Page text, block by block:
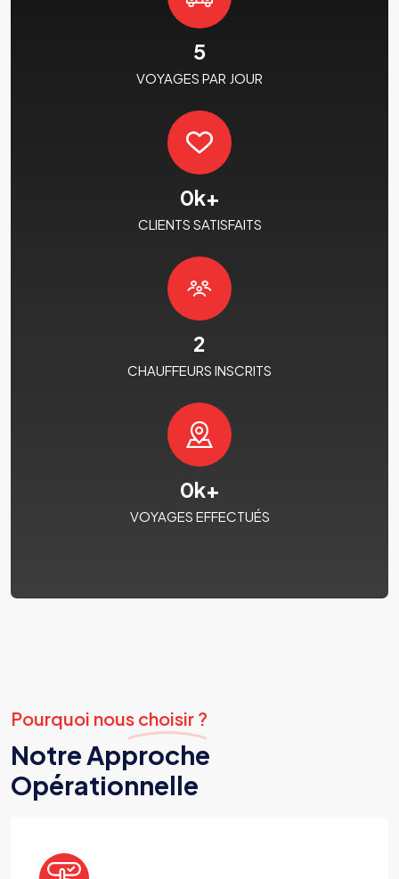
5
VOYAGES PAR JOUR
0k+
CLIENTS SATISFAITS
2
CHAUFFEURS INSCRITS
0k+
VOYAGES EFFECTUÉS
Pourquoi nous choisir ?
Notre Approche
Opérationnelle